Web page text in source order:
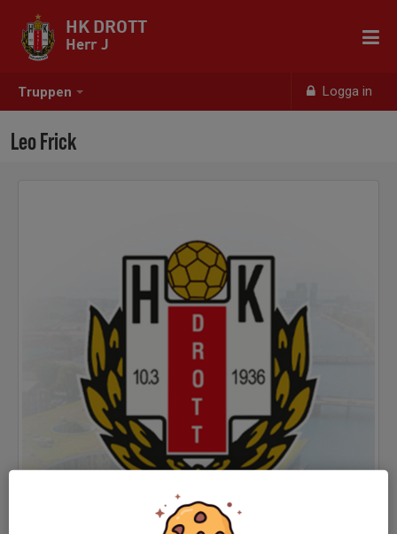
Truppen Logga in
HK DROTT
Herr J
Leo Frick